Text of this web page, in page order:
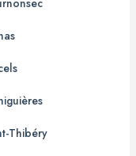
Thibéry